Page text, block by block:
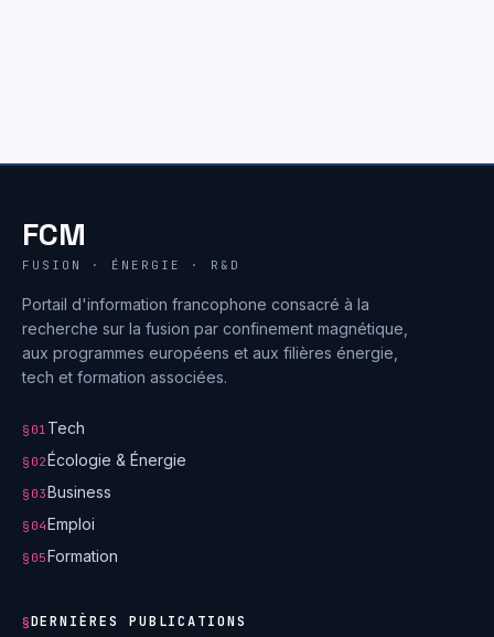
FCM
FUSION · ÉNERGIE · R&D
Portail d'information francophone consacré à la
recherche sur la fusion par confinement magnétique,
aux programmes européens et aux filières énergie,
tech et formation associées.
§01 Tech
§02Écologie & Énergie
§03Business
§04Emploi
§05Formation
§DERNIÈRES PUBLICATIONS